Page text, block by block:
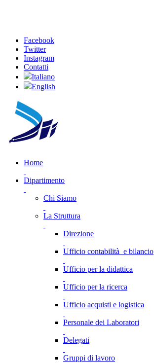
Facebook
Twitter
Instagram
Contatti
Italiano
English
Home
Dipartimento
Chi Siamo
La Struttura
Direzione
Ufficio contabilità e bilancio
Ufficio per la didattica
Ufficio per la ricerca
Ufficio acquisti e logistica
Personale dei Laboratori
Delegati
Gruppi di lavoro